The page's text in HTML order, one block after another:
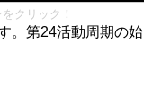
クリック！
。第24活動周期の始